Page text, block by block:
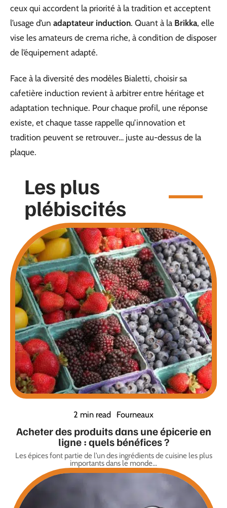
ceux qui accordent la priorité à la tradition et acceptent
l’usage d’un adaptateur induction. Quant à la Brikka, elle
vise les amateurs de crema riche, à condition de disposer
de l’équipement adapté.
Face à la diversité des modèles Bialetti, choisir sa
cafetière induction revient à arbitrer entre héritage et
adaptation technique. Pour chaque profil, une réponse
existe, et chaque tasse rappelle qu’innovation et
tradition peuvent se retrouver… juste au-dessus de la
plaque.
Les plus
plébiscités
2 min read Fourneaux
Acheter des produits dans une épicerie en
ligne : quels bénéfices ?
Les épices font partie de l’un des ingrédients de cuisine les plus
importants dans le monde…